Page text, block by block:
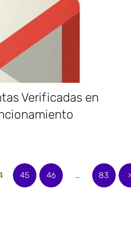
Verificadas en
45 46 … 83